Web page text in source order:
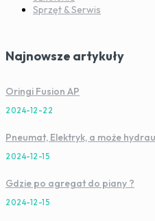
Sprzęt & Serwis
Najnowsze artykuły
Oringi Fusion AP
2024-12-22
Pneumat, Elektryk, a może
2024-12-15
Gdzie po agregat do piany ?
2024-12-15